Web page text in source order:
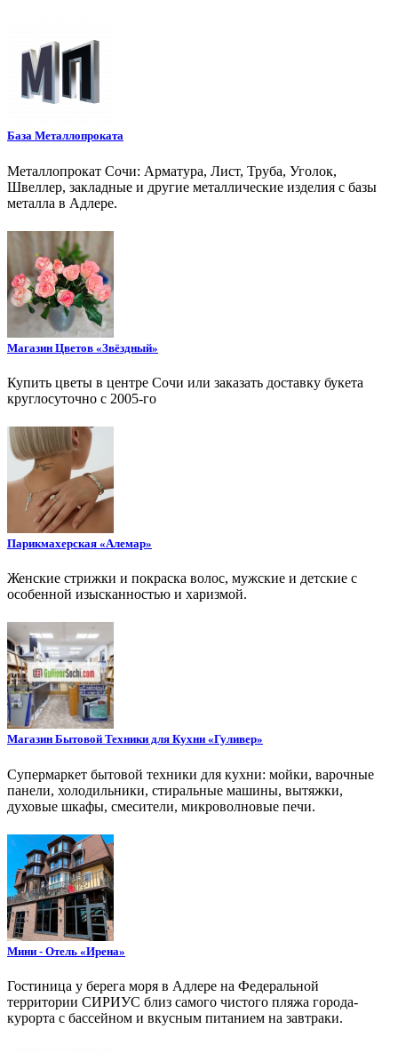
База Металлопроката
Металлопрокат Сочи: Арматура, Лист, Труба, Уголок,
Швеллер, закладные и другие металлические изделия с базы
металла в Адлере.
Магазин Цветов «Звёздный»
Купить цветы в центре Сочи или заказать доставку букета
круглосуточно с 2005-го
Парикмахерская «Алемар»
Женские стрижки и покраска волос, мужские и детские с
особенной изысканностью и харизмой.
Магазин Бытовой Техники для Кухни «Гуливер»
Супермаркет бытовой техники для кухни: мойки, варочные
панели, холодильники, стиральные машины, вытяжки,
духовые шкафы, смесители, микроволновые печи.
Мини - Отель «Ирена»
Гостиница у берега моря в Адлере на Федеральной
территории СИРИУС близ самого чистого пляжа города-
курорта с бассейном и вкусным питанием на завтраки.